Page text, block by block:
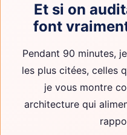
Et si on
font
Pendant 90 minutes,
les plus citées, celles
je vous montre
architecture qui